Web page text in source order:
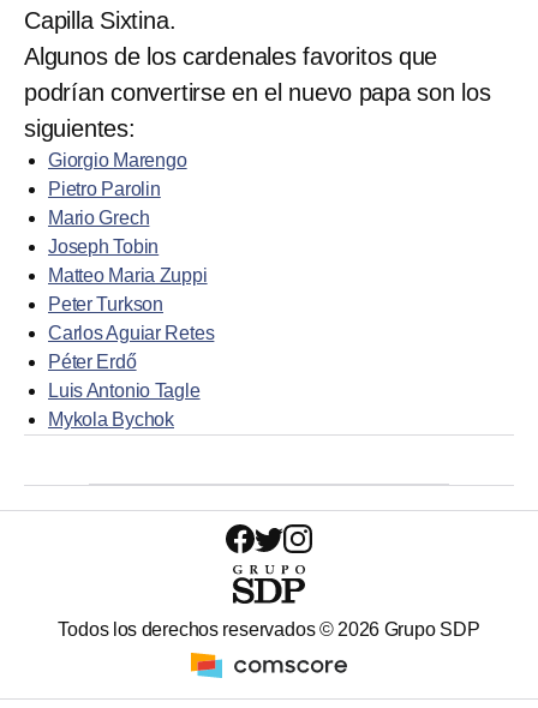
Capilla Sixtina.
Algunos de los cardenales favoritos que
podrían convertirse en el nuevo papa son los
siguientes:
Giorgio Marengo
Pietro Parolin
Mario Grech
Joseph Tobin
Matteo Maria Zuppi
Peter Turkson
Carlos Aguiar Retes
Péter Erdő
Luis Antonio Tagle
Mykola Bychok
Todos los derechos reservados © 2026 Grupo SDP